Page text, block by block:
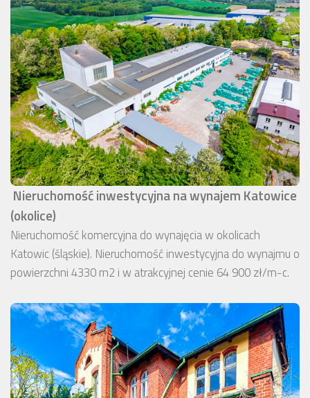
Nieruchomość inwestycyjna na wynajem Katowice
(okolice)
Nieruchomość komercyjna do wynajęcia w okolicach
Katowic (śląskie). Nieruchomość inwestycyjna do wynajmu o
powierzchni 4330 m2 i w atrakcyjnej cenie 64 900 zł/m-c.